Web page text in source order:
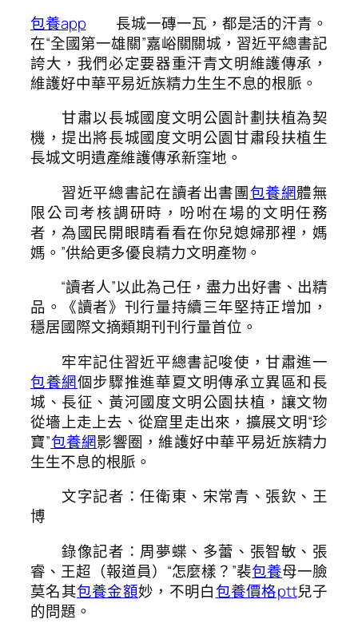
包養app 長城一磚一瓦，都是活的汗青。
在“全國第一雄關”嘉峪關關城，習近平總書記
誇大，我們必定要器重汗青文明維護傳承，
維護好中華平易近族精力生生不息的根脈。
甘肅以長城國度文明公園計劃扶植為契
機，提出將長城國度文明公園甘肅段扶植生
長城文明遺產維護傳承新窪地。
習近平總書記在讀者出書團包養網體無
限公司考核調研時，吩咐在場的文明任務
者，為國民開眼睛看看在你兒媳婦那裡，媽
媽。”供給更多優良精力文明產物。
“讀者人”以此為己任，盡力出好書、出精
品。《讀者》刊行量持續三年堅持正增加，
穩居國際文摘類期刊刊行量首位。
牢牢記住習近平總書記唆使，甘肅進一
包養網個步驟推進華夏文明傳承立異區和長
城、長征、黃河國度文明公園扶植，讓文物
從墻上走上去、從窟里走出來，擴展文明“珍
寶”包養網影響圈，維護好中華平易近族精力
生生不息的根脈。
文字記者：任衛東、宋常青、張欽、王
博
錄像記者：周夢蝶、多蕾、張智敏、張
睿、王超（報道員）“怎麼樣？”裴包養母一臉
莫名其包養金額妙，不明白包養價格ptt兒子
的問題。